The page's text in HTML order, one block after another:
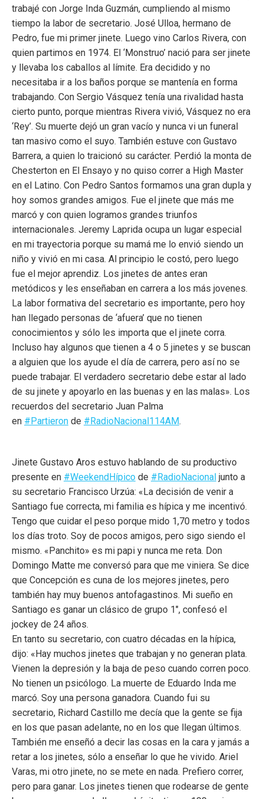
trabajé con Jorge Inda Guzmán, cumpliendo al mismo
tiempo la labor de secretario. José Ulloa, hermano de
Pedro, fue mi primer jinete. Luego vino Carlos Rivera, con
quien partimos en 1974. El ‘Monstruo’ nació para ser jinete
y llevaba los caballos al límite. Era decidido y no
necesitaba ir a los baños porque se mantenía en forma
trabajando. Con Sergio Vásquez tenía una rivalidad hasta
cierto punto, porque mientras Rivera vivió, Vásquez no era
‘Rey’. Su muerte dejó un gran vacío y nunca vi un funeral
tan masivo como el suyo. También estuve con Gustavo
Barrera, a quien lo traicionó su carácter. Perdió la monta de
Chesterton en El Ensayo y no quiso correr a High Master
en el Latino. Con Pedro Santos formamos una gran dupla y
hoy somos grandes amigos. Fue el jinete que más me
marcó y con quien logramos grandes triunfos
internacionales. Jeremy Laprida ocupa un lugar especial
en mi trayectoria porque su mamá me lo envió siendo un
niño y vivió en mi casa. Al principio le costó, pero luego
fue el mejor aprendiz. Los jinetes de antes eran
metódicos y les enseñaban en carrera a los más jovenes.
La labor formativa del secretario es importante, pero hoy
han llegado personas de ‘afuera’ que no tienen
conocimientos y sólo les importa que el jinete corra.
Incluso hay algunos que tienen a 4 o 5 jinetes y se buscan
a alguien que los ayude el día de carrera, pero así no se
puede trabajar. El verdadero secretario debe estar al lado
de su jinete y apoyarlo en las buenas y en las malas». Los
recuerdos del secretario Juan Palma
en #Partieron de #RadioNacional114AM.
Jinete Gustavo Aros estuvo hablando de su productivo
presente en #WeekendHípico de #RadioNacional junto a
su secretario Francisco Urzúa: «La decisión de venir a
Santiago fue correcta, mi familia es hípica y me incentivó.
Tengo que cuidar el peso porque mido 1,70 metro y todos
los días troto. Soy de pocos amigos, pero sigo siendo el
mismo. «Panchito» es mi papi y nunca me reta. Don
Domingo Matte me conversó para que me viniera. Se dice
que Concepción es cuna de los mejores jinetes, pero
también hay muy buenos antofagastinos. Mi sueño en
Santiago es ganar un clásico de grupo 1″, confesó el
jockey de 24 años.
En tanto su secretario, con cuatro décadas en la hípica,
dijo: «Hay muchos jinetes que trabajan y no generan plata.
Vienen la depresión y la baja de peso cuando corren poco.
No tienen un psicólogo. La muerte de Eduardo Inda me
marcó. Soy una persona ganadora. Cuando fui su
secretario, Richard Castillo me decía que la gente se fija
en los que pasan adelante, no en los que llegan últimos.
También me enseñó a decir las cosas en la cara y jamás a
retar a los jinetes, sólo a enseñar lo que he vivido. Ariel
Varas, mi otro jinete, no se mete en nada. Prefiero correr,
pero para ganar. Los jinetes tienen que rodearse de gente